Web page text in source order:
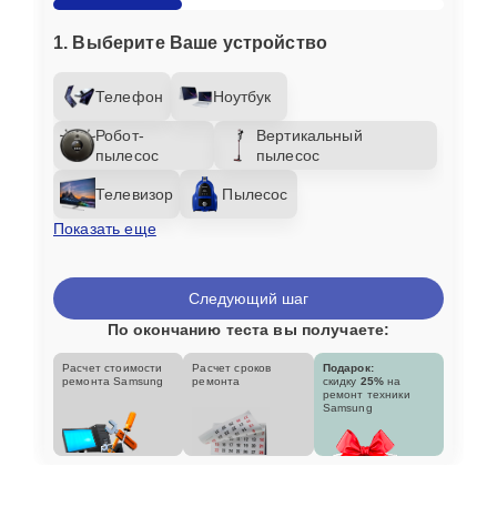
1. Выберите Ваше устройство
Телефон Ноутбук
Робот-
пылесос
Вертикальный
пылесос
Телевизор
Пылесос
Показать еще
Следующий шаг
По окончанию теста вы получаете:
Расчет стоимости
ремонта Samsung
Расчет сроков
ремонта
Подарок:
скидку 25% на
ремонт техники
Samsung